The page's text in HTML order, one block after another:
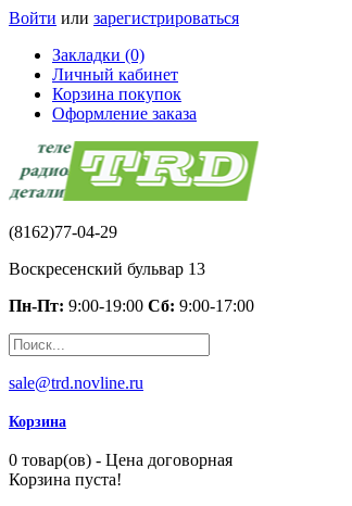
Войти или зарегистрироваться
Закладки (0)
Личный кабинет
Корзина покупок
Оформление заказа
(8162)77-04-29
Воскресенский бульвар 13
Пн-Пт: 9:00-19:00 Сб: 9:00-17:00
sale@trd.novline.ru
Корзина
0 товар(ов) - Цена договорная
Корзина пуста!